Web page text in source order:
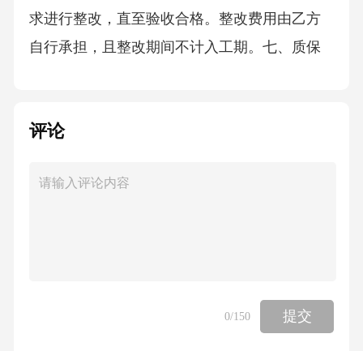
求进行整改，直至验收合格。整改费用由乙方
自行承担，且整改期间不计入工期。七、质保
乙方应定期对监控设备进行回访和维护，确保
方应在接到甲方通知后[X]小时内做出响应，并
定。八、违约责任1.若甲方未按照合同约定支付
工程款，每逾期一天，应按照未支付金额的
评论
0/150 提交